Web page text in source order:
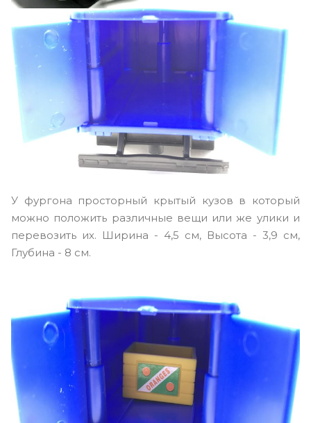
У фургона просторный крытый кузов в который
можно положить различные вещи или же улики и
перевозить их. Ширина - 4,5 см, Высота - 3,9 см,
Глубина - 8 см.